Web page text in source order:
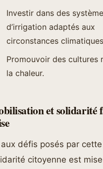
Investir dans des
d’irrigation adaptés aux
circonstances
Promouvoir des cultures
la chaleur.
et solidarité
aux défis posés par
citoyenne est